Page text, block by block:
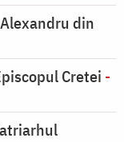
din
Cretei -